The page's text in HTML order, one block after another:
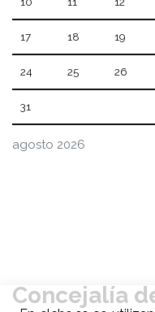
agosto 2026
17 18 19
24 25 26
31
Concejalía